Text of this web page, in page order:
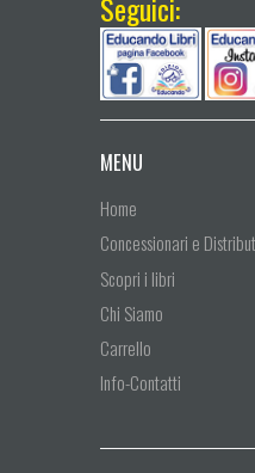
Seguici:
MENU
Home
Concessionari e
Scopri i libri
Chi Siamo
Carrello
Info-Contatti